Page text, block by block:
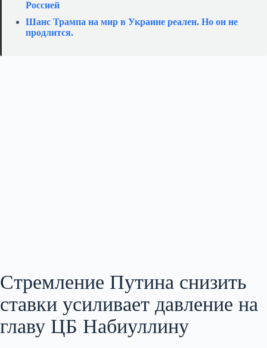
Россией
Шанс Трампа на мир в Украине реален. Но он не
продлится.
Стремление Путина снизить
ставки усиливает давление на
главу ЦБ Набиуллину